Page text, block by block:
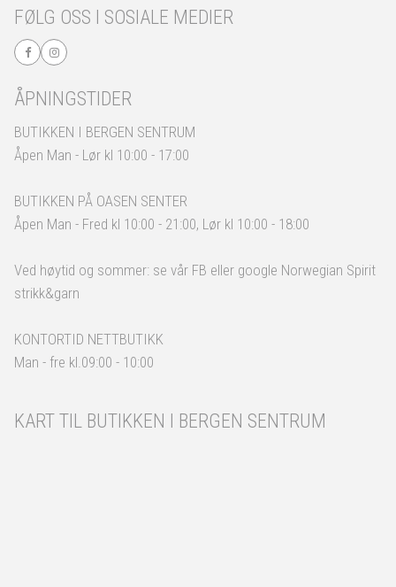
FØLG OSS I SOSIALE MEDIER
ÅPNINGSTIDER
BUTIKKEN I BERGEN SENTRUM
Åpen Man - Lør kl 10:00 - 17:00
BUTIKKEN PÅ OASEN SENTER
Åpen Man - Fred kl 10:00 - 21:00, Lør kl 10:00 - 18:00
Ved høytid og sommer: se vår FB eller google Norwegian Spirit
strikk&garn
KONTORTID NETTBUTIKK
Man - fre kl.09:00 - 10:00
KART TIL BUTIKKEN I BERGEN SENTRUM